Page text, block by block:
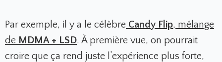
Par exemple, il y a le célèbre Candy Flip, mélange
de MDMA + LSD. À première vue, on pourrait
croire que ça rend juste l’expérience plus forte,